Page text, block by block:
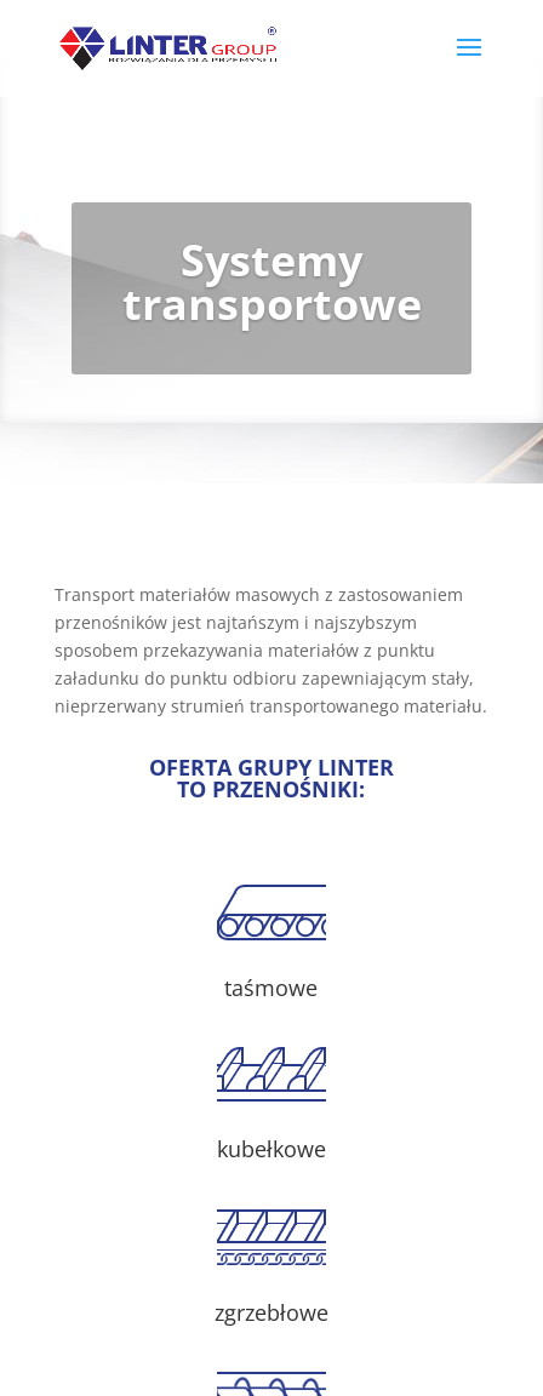
Systemy
transportowe
Transport materiałów masowych z zastosowaniem
przenośników jest najtańszym i najszybszym
sposobem przekazywania materiałów z punktu
załadunku do punktu odbioru zapewniającym stały,
nieprzerwany strumień transportowanego materiału.
OFERTA GRUPY LINTER
TO PRZENOŚNIKI:
taśmowe
kubełkowe
zgrzebłowe